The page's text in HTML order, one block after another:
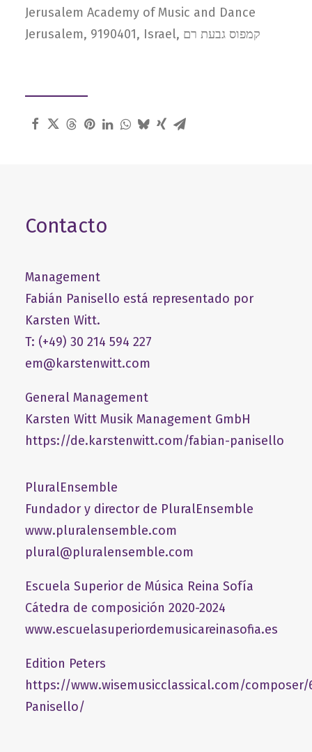
Jerusalem Academy of Music and Dance
Jerusalem, 9190401, Israel, קמפוס גבעת רם
Contacto
Management
Fabián Panisello está representado por
Karsten Witt.
T: (+49) 30 214 594 227
em@karstenwitt.com
General Management
​Karsten Witt Musik Management GmbH​
https://de.karstenwitt.com/fabian-panisello
PluralEnsemble
Fundador y director de PluralEnsemble
www.pluralensemble.com
plural@pluralensemble.com
Escuela Superior de Música Reina Sofía
Cátedra de composición 2020-2024
www.escuelasuperiordemusicareinasofia.es
Edition Peters
https://www.wisemusicclassical.com/composer/
Panisello/